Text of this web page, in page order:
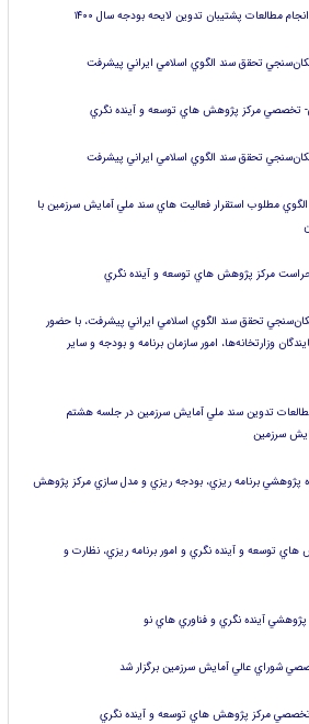
مطالعات پشتيبان تدوين لايحه بودجه سال ۱۴۰۰
تحقق سند الگوي اسلامي ايراني پيشرفت
مركز پژوهش هاي توسعه و آينده نگري
تحقق سند الگوي اسلامي ايراني پيشرفت
مطلوب استقرار فعاليت هاي سند ملي آمايش سرزمين با
مركز پژوهش هاي توسعه و آينده نگري
تحقق سند الگوي اسلامي ايراني پيشرفت، با حضور
وزارتخانه‌ها، امور سازمان برنامه و بودجه و ساير
تدوين سند ملي آمايش سرزمين در جلسه هشتم
سرزمين
برنامه ريزي، بودجه ريزي و مدل سازي مركز پژوهش
توسعه و آينده نگري و امور برنامه ريزي، نظارت و
آينده نگري و فناوري هاي نو
شوراي عالي آمايش سرزمين برگزار شد
مركز پژوهش هاي توسعه و آينده نگري